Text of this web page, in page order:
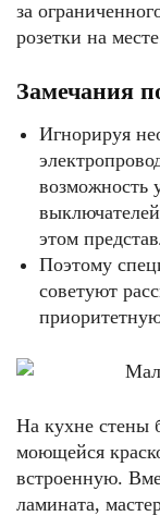
за
розетки на
Замечания
Игнорируя
возможность
этом
Поэтому
советуют
На кухне стены
моющейся
встроенную.
ламината,